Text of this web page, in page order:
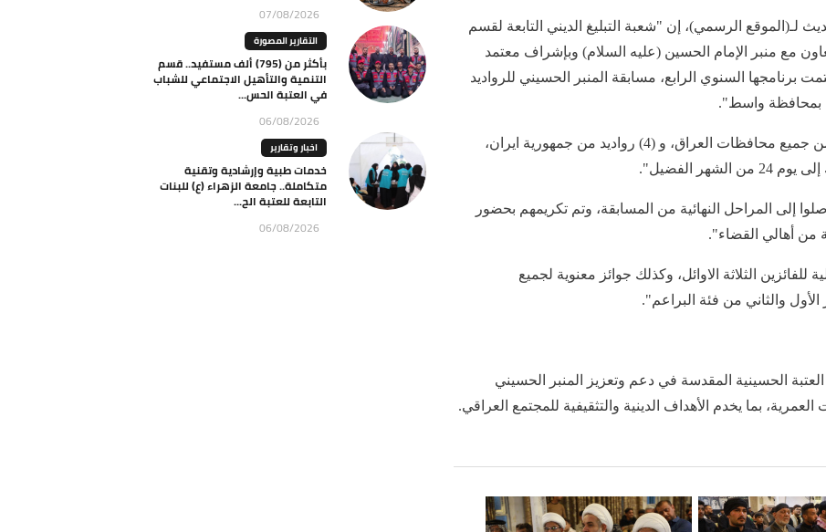
الرسمي)، إن "شعبة التبليغ الديني التابعة لقسم
مع منبر الإمام الحسين (عليه السلام) وبإشراف معتمد
برنامجها السنوي الرابع، مسابقة المنبر الحسيني للرواديد
وأضاف "تم مشاركة اكثر من (280) رادود وشاعر من جميع محافظات العراق، و (4) رواديد من جمهورية ايران،
الفضيل".
إلى المراحل النهائية من المسابقة، وتم تكريمهم بحضور
من أهالي القضاء".
الثلاثة الاوائل، وكذلك جوائز معنوية لجميع
الأول والثاني من فئة البراعم".
الحسينية المقدسة في دعم وتعزيز المنبر الحسيني
بما يخدم الأهداف الدينية والتثقيفية للمجتمع العراقي.
07/08/2026
التقارير المصورة
بأكثر من (795) ألف مستفيد.. قسم
التنمية والتأهيل الاجتماعي للشباب
في العتبة الحس...
06/08/2026
اخبار وتقارير
خدمات طبية وإرشادية وتقنية
متكاملة.. جامعة الزهراء (ع) للبنات
التابعة للعتبة الح...
06/08/2026